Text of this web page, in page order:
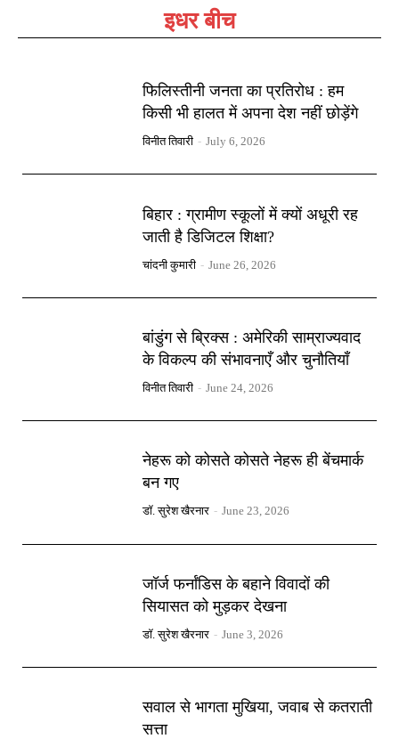
इधर बीच
फिलिस्तीनी जनता का प्रतिरोध : हम
किसी भी हालत में अपना देश नहीं छोड़ेंगे
विनीत तिवारी - July 6, 2026
बिहार : ग्रामीण स्कूलों में क्यों अधूरी रह
जाती है डिजिटल शिक्षा?
चांदनी कुमारी - June 26, 2026
बांडुंग से ब्रिक्स : अमेरिकी साम्राज्यवाद
के विकल्प की संभावनाएँ और चुनौतियाँ
विनीत तिवारी - June 24, 2026
नेहरू को कोसते कोसते नेहरू ही बेंचमार्क
बन गए
डॉ. सुरेश खैरनार - June 23, 2026
जॉर्ज फर्नांडिस के बहाने विवादों की
सियासत को मुड़कर देखना
डॉ. सुरेश खैरनार - June 3, 2026
सवाल से भागता मुखिया, जवाब से कतराती
सत्ता